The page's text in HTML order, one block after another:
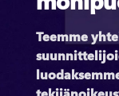
Kirjaudu
Kokeile
Teemme